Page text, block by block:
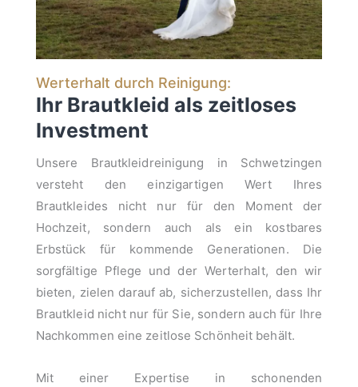
Werterhalt durch Reinigung:
Ihr Brautkleid als zeitloses
Investment
Unsere Brautkleidreinigung in Schwetzingen
versteht den einzigartigen Wert Ihres
Brautkleides nicht nur für den Moment der
Hochzeit, sondern auch als ein kostbares
Erbstück für kommende Generationen. Die
sorgfältige Pflege und der Werterhalt, den wir
bieten, zielen darauf ab, sicherzustellen, dass Ihr
Brautkleid nicht nur für Sie, sondern auch für Ihre
Nachkommen eine zeitlose Schönheit behält.
Mit einer Expertise in schonenden